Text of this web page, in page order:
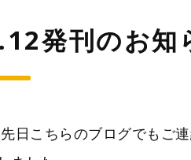
発刊のお知
こちらのブログでもご